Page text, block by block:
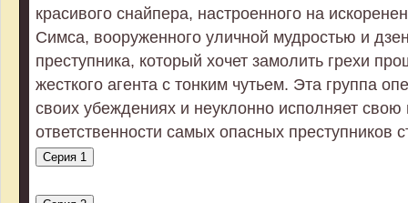
красивого снайпера, настроенного на
Симса, вооруженного уличной мудростью и
преступника, который хочет замолить грехи
жесткого агента с тонким чутьем. Эта группа
своих убеждениях и неуклонно исполняет
ответственности самых опасных преступников